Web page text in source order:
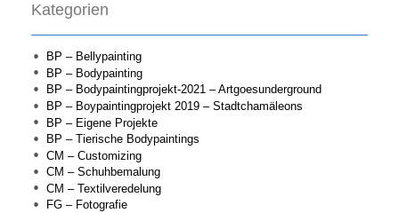
Kategorien
BP – Bellypainting
BP – Bodypainting
BP – Bodypaintingprojekt-2021 – Artgoesunderground
BP – Boypaintingprojekt 2019 – Stadtchamäleons
BP – Eigene Projekte
BP – Tierische Bodypaintings
CM – Customizing
CM – Schuhbemalung
CM – Textilveredelung
FG – Fotografie